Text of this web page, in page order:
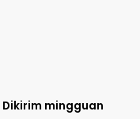
Dikirim mingguan